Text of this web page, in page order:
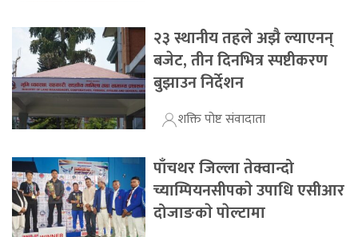
२३ स्थानीय तहले अझै ल्याएनन्
बजेट, तीन दिनभित्र स्पष्टीकरण
बुझाउन निर्देशन
शक्ति पोष्ट संवादाता
पाँचथर जिल्ला तेक्वान्दो
च्याम्पियनसीपकाे उपाधि एसीआर
दोजाङकाे पाेल्टामा